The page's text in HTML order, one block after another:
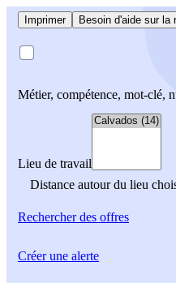
Imprimer Besoin d'aide sur la
Métier, compétence, mot-clé,
Lieu de travail
Distance autour du lieu
Rechercherdes offres
Créer une alerte